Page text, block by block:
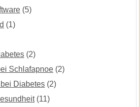
(5)
(1)
(2)
Schlafapnoe (2)
Diabetes (2)
(11)